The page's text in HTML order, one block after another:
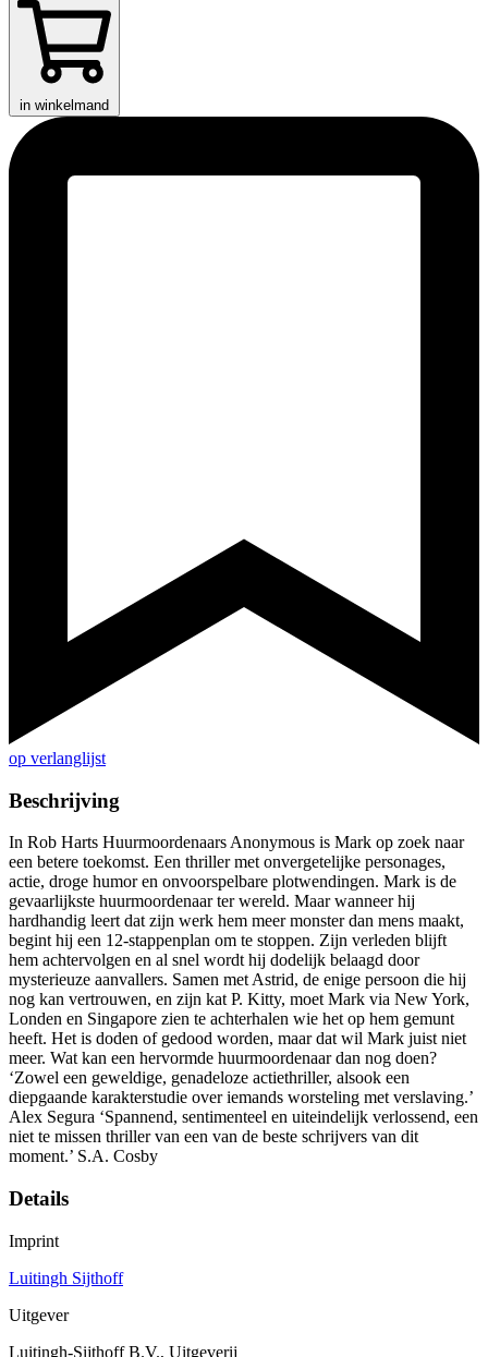
in winkelmand
op verlanglijst
Beschrijving
In Rob Harts Huurmoordenaars Anonymous is Mark op zoek naar
een betere toekomst. Een thriller met onvergetelijke personages,
actie, droge humor en onvoorspelbare plotwendingen. Mark is de
gevaarlijkste huurmoordenaar ter wereld. Maar wanneer hij
hardhandig leert dat zijn werk hem meer monster dan mens maakt,
begint hij een 12-stappenplan om te stoppen. Zijn verleden blijft
hem achtervolgen en al snel wordt hij dodelijk belaagd door
mysterieuze aanvallers. Samen met Astrid, de enige persoon die hij
nog kan vertrouwen, en zijn kat P. Kitty, moet Mark via New York,
Londen en Singapore zien te achterhalen wie het op hem gemunt
heeft. Het is doden of gedood worden, maar dat wil Mark juist niet
meer. Wat kan een hervormde huurmoordenaar dan nog doen?
‘Zowel een geweldige, genadeloze actiethriller, alsook een
diepgaande karakterstudie over iemands worsteling met verslaving.’
Alex Segura ‘Spannend, sentimenteel en uiteindelijk verlossend, een
niet te missen thriller van een van de beste schrijvers van dit
moment.’ S.A. Cosby
Details
Imprint
Luitingh Sijthoff
Uitgever
Luitingh-Sijthoff B.V., Uitgeverij